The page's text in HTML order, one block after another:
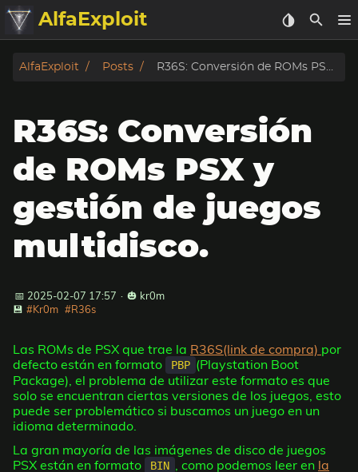
AlfaExploit
Categorias
Info
Bughunter
Badguys
tinysa-tools
Donar
AlfaExploit Posts R36S: Conversión de ROMs PSX y gestión de juegos multidisco.
R36S: Conversión
de ROMs PSX y
gestión de juegos
multidisco.
📅 2025-02-07 17:57 · 🎃 kr0m
💾 #Kr0m #R36s
Las ROMs de PSX que trae la R36S(link de compra) por
defecto están en formato
PBP (Playstation Boot
Package), el problema de utilizar este formato es que
solo se encuentran ciertas versiones de los juegos, esto
puede ser problemático si buscamos un juego en un
idioma determinado.
La gran mayoría de las imágenes de disco de juegos
PSX están en formato
BIN , como podemos leer en la